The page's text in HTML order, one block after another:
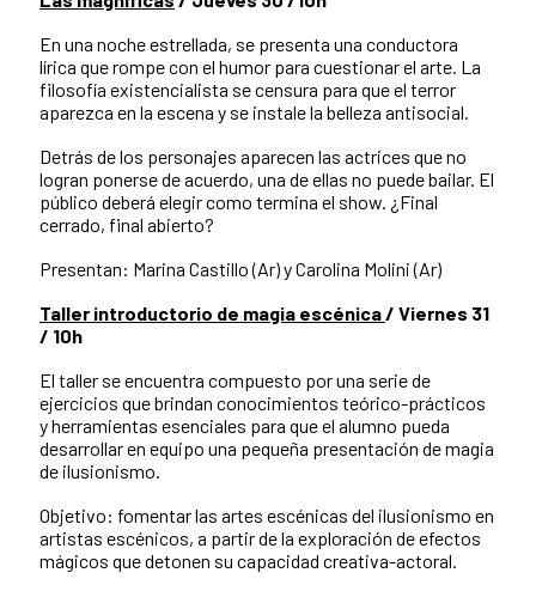
En una noche estrellada, se presenta una conductora
lírica que rompe con el humor para cuestionar el arte. La
filosofía existencialista se censura para que el terror
aparezca en la escena y se instale la belleza antisocial.
Detrás de los personajes aparecen las actrices que no
logran ponerse de acuerdo, una de ellas no puede bailar. El
público deberá elegir como termina el show. ¿Final
cerrado, final abierto?
Presentan: Marina Castillo (Ar) y Carolina Molini (Ar)
Taller introductorio de magia escénica / Viernes 31
/ 10h
El taller se encuentra compuesto por una serie de
ejercicios que brindan conocimientos teórico-prácticos
y herramientas esenciales para que el alumno pueda
desarrollar en equipo una pequeña presentación de magia
de ilusionismo.
Objetivo: fomentar las artes escénicas del ilusionismo en
artistas escénicos, a partir de la exploración de efectos
mágicos que detonen su capacidad creativa-actoral.